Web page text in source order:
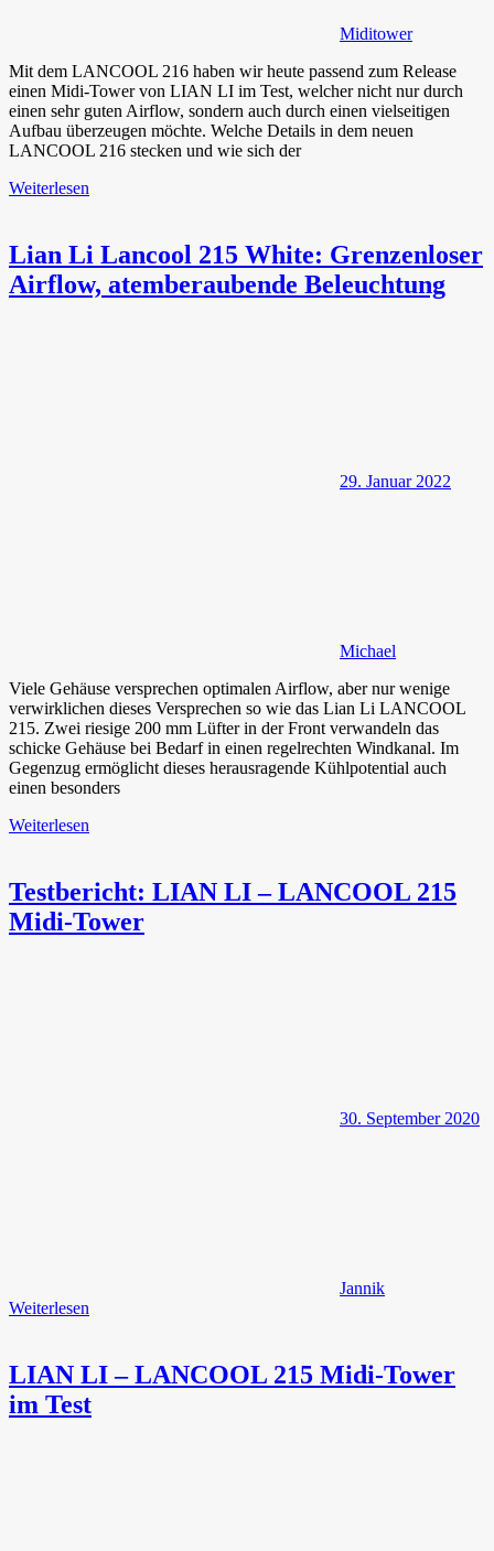
Miditower
Mit dem LANCOOL 216 haben wir heute passend zum Release
einen Midi-Tower von LIAN LI im Test, welcher nicht nur durch
einen sehr guten Airflow, sondern auch durch einen vielseitigen
Aufbau überzeugen möchte. Welche Details in dem neuen
LANCOOL 216 stecken und wie sich der
Weiterlesen
Lian Li Lancool 215 White: Grenzenloser
Airflow, atemberaubende Beleuchtung
29. Januar 2022
Michael
Viele Gehäuse versprechen optimalen Airflow, aber nur wenige
verwirklichen dieses Versprechen so wie das Lian Li LANCOOL
215. Zwei riesige 200 mm Lüfter in der Front verwandeln das
schicke Gehäuse bei Bedarf in einen regelrechten Windkanal. Im
Gegenzug ermöglicht dieses herausragende Kühlpotential auch
einen besonders
Weiterlesen
Testbericht: LIAN LI – LANCOOL 215
Midi-Tower
30. September 2020
Jannik
Weiterlesen
LIAN LI – LANCOOL 215 Midi-Tower
im Test